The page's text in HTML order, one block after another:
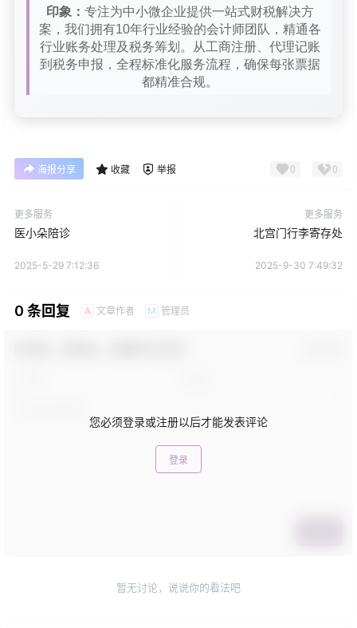
印象： 专注为中小微企业提供一站式财税解决方
案，我们拥有10年行业经验的会计师团队，精通各
行业账务处理及税务筹划。从工商注册、代理记账
到税务申报，全程标准化服务流程，确保每张票据
都精准合规。
海报分享 收藏 举报 0 0
更多服务
医小朵陪诊
2025-5-29 7:12:36
更多服务
北宫门行李寄存处
2025-9-30 7:49:32
0 条回复 A 文章作者 M 管理员
您必须登录或注册以后才能发表评论
登录
暂无讨论，说说你的看法吧